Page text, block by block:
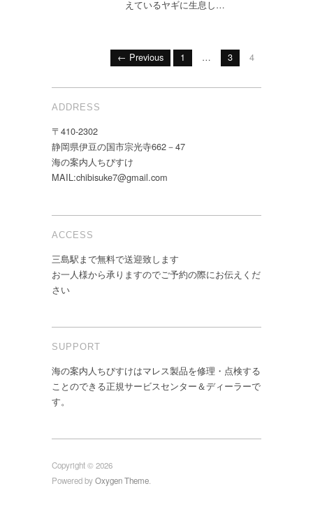
えているヤギに生息し…
← Previous 1 … 3 4
ADDRESS
〒410-2302
静岡県伊豆の国市宗光寺662－47
海の案内人ちびすけ
MAIL:chibisuke7@gmail.com
ACCESS
三島駅まで無料で送迎致します
お一人様から承りますのでご予約の際にお伝えくだ
さい
SUPPORT
海の案内人ちびすけはマレス製品を修理・点検する
ことのできる正規サービスセンター＆ディーラーで
す。
Copyright © 2026
Powered byOxygen Theme